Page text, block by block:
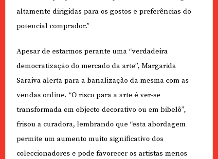
altamente dirigidas para os gostos e preferências do
potencial comprador.”
Apesar de estarmos perante uma “verdadeira
democratização do mercado da arte”, Margarida
Saraiva alerta para a banalização da mesma com as
vendas online. “O risco para a arte é ver-se
transformada em objecto decorativo ou em bibelô”,
frisou a curadora, lembrando que “esta abordagem
permite um aumento muito significativo dos
coleccionadores e pode favorecer os artistas menos